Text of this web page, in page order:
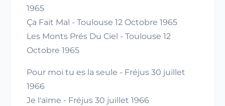
1965
Ça Fait Mal - Toulouse 12 Octobre 1965
Les Monts Prés Du Ciel - Toulouse 12
Octobre 1965
Pour moi tu es la seule - Fréjus 30 juillet
1966
Je l'aime - Fréjus 30 juillet 1966